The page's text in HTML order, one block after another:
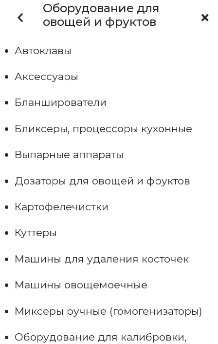
Оборудование для
овощей и фруктов
Автоклавы
Аксессуары
Бланширователи
Бликсеры, процессоры кухонные
Выпарные аппараты
Дозаторы для овощей и фруктов
Картофелечистки
Куттеры
Машины для удаления косточек
Машины овощемоечные
Миксеры ручные (гомогенизаторы)
Оборудование для калибровки,